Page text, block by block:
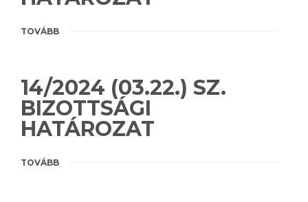
TOVÁBB
14/2024 (03.22.) SZ.
BIZOTTSÁGI
HATÁROZAT
TOVÁBB